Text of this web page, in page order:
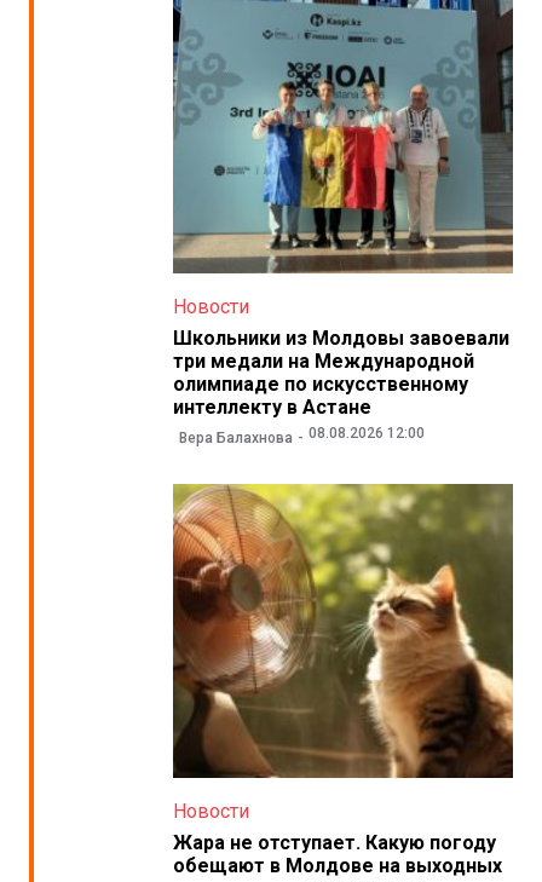
Новости
Школьники из Молдовы завоевали
три медали на Международной
олимпиаде по искусственному
интеллекту в Астане
Вера Балахнова 08.08.2026 12:00
Новости
Жара не отступает. Какую погоду
обещают в Молдове на выходных